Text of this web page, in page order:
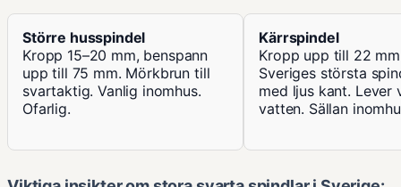
Större husspindel
Kropp 15–20 mm, benspann
upp till 75 mm. Mörkbrun till
svartaktig. Vanlig inomhus.
Ofarlig.
Kärrspindel
Kropp upp till 22
Sveriges största
med ljus kant. Lever
vatten. Sällan